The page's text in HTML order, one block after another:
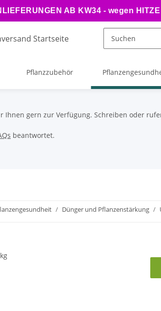
AB KW34 - wegen
Pflanzzubehör
gern zur Verfügung. Schreiben oder
beantwortet.
Dünger und Pflanzenstärkung